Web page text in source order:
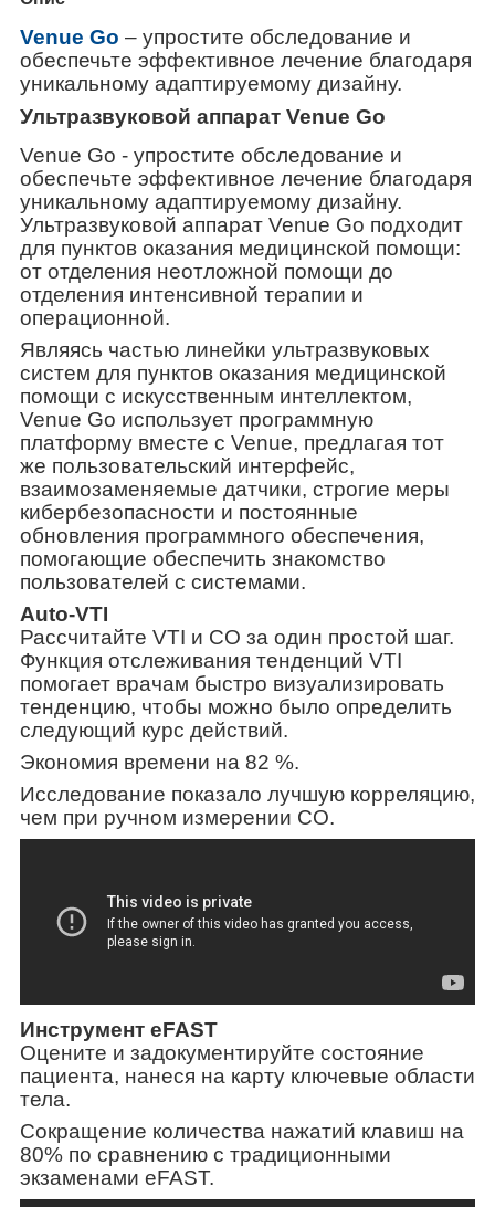
Venue Go – упростите обследование и
обеспечьте эффективное лечение благодаря
уникальному адаптируемому дизайну.
Ультразвуковой аппарат Venue Go
Venue Go - упростите обследование и
обеспечьте эффективное лечение благодаря
уникальному адаптируемому дизайну.
Ультразвуковой аппарат Venue Go подходит
для пунктов оказания медицинской помощи:
от отделения неотложной помощи до
отделения интенсивной терапии и
операционной.
Являясь частью линейки ультразвуковых
систем для пунктов оказания медицинской
помощи с искусственным интеллектом,
Venue Go использует программную
платформу вместе с Venue, предлагая тот
же пользовательский интерфейс,
взаимозаменяемые датчики, строгие меры
кибербезопасности и постоянные
обновления программного обеспечения,
помогающие обеспечить знакомство
пользователей с системами.
Auto-VTI
Рассчитайте VTI и CO за один простой шаг.
Функция отслеживания тенденций VTI
помогает врачам быстро визуализировать
тенденцию, чтобы можно было определить
следующий курс действий.
Экономия времени на 82 %.
Исследование показало лучшую корреляцию,
чем при ручном измерении CO.
Инструмент eFAST
Оцените и задокументируйте состояние
пациента, нанеся на карту ключевые области
тела.
Сокращение количества нажатий клавиш на
80% по сравнению с традиционными
экзаменами eFAST.